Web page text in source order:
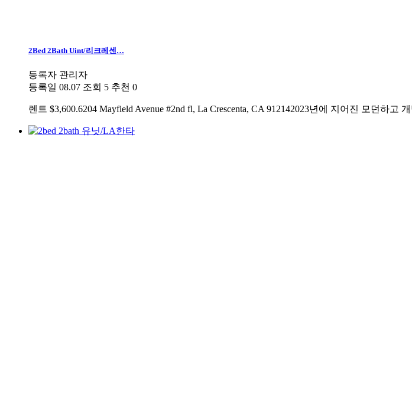
2Bed 2Bath Uint/리크레센…
등록자 관리자
등록일 08.07 조회 5 추천 0
렌트 $3,600.6204 Mayfield Avenue #2nd fl, La Crescenta, CA 912142023년에 지어진 모던하고